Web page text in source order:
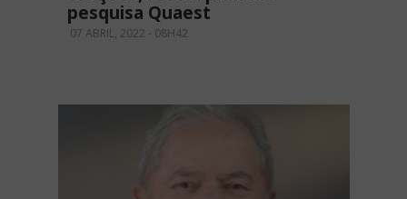
pesquisa Quaest
07 ABRIL, 2022 - 08H42